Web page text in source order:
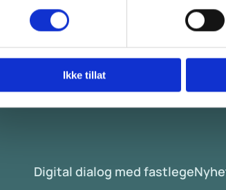
Ikke tillat
Digital dialog med fastlege